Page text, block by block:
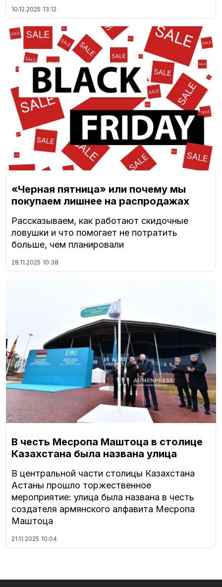
10.12.2025 13:12
«Черная пятница» или почему мы
покупаем лишнее на распродажах
Рассказываем, как работают скидочные
ловушки и что помогает не потратить
больше, чем планировали
28.11.2025 10:38
В честь Месропа Маштоца в столице
Казахстана была названа улица
В центральной части столицы Казахстана
Астаны прошло торжественное
мероприятие: улица была названа в честь
создателя армянского алфавита Месропа
Маштоца
21.11.2025 10:04